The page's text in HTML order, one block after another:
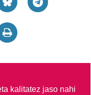
kalitatez jaso nahi